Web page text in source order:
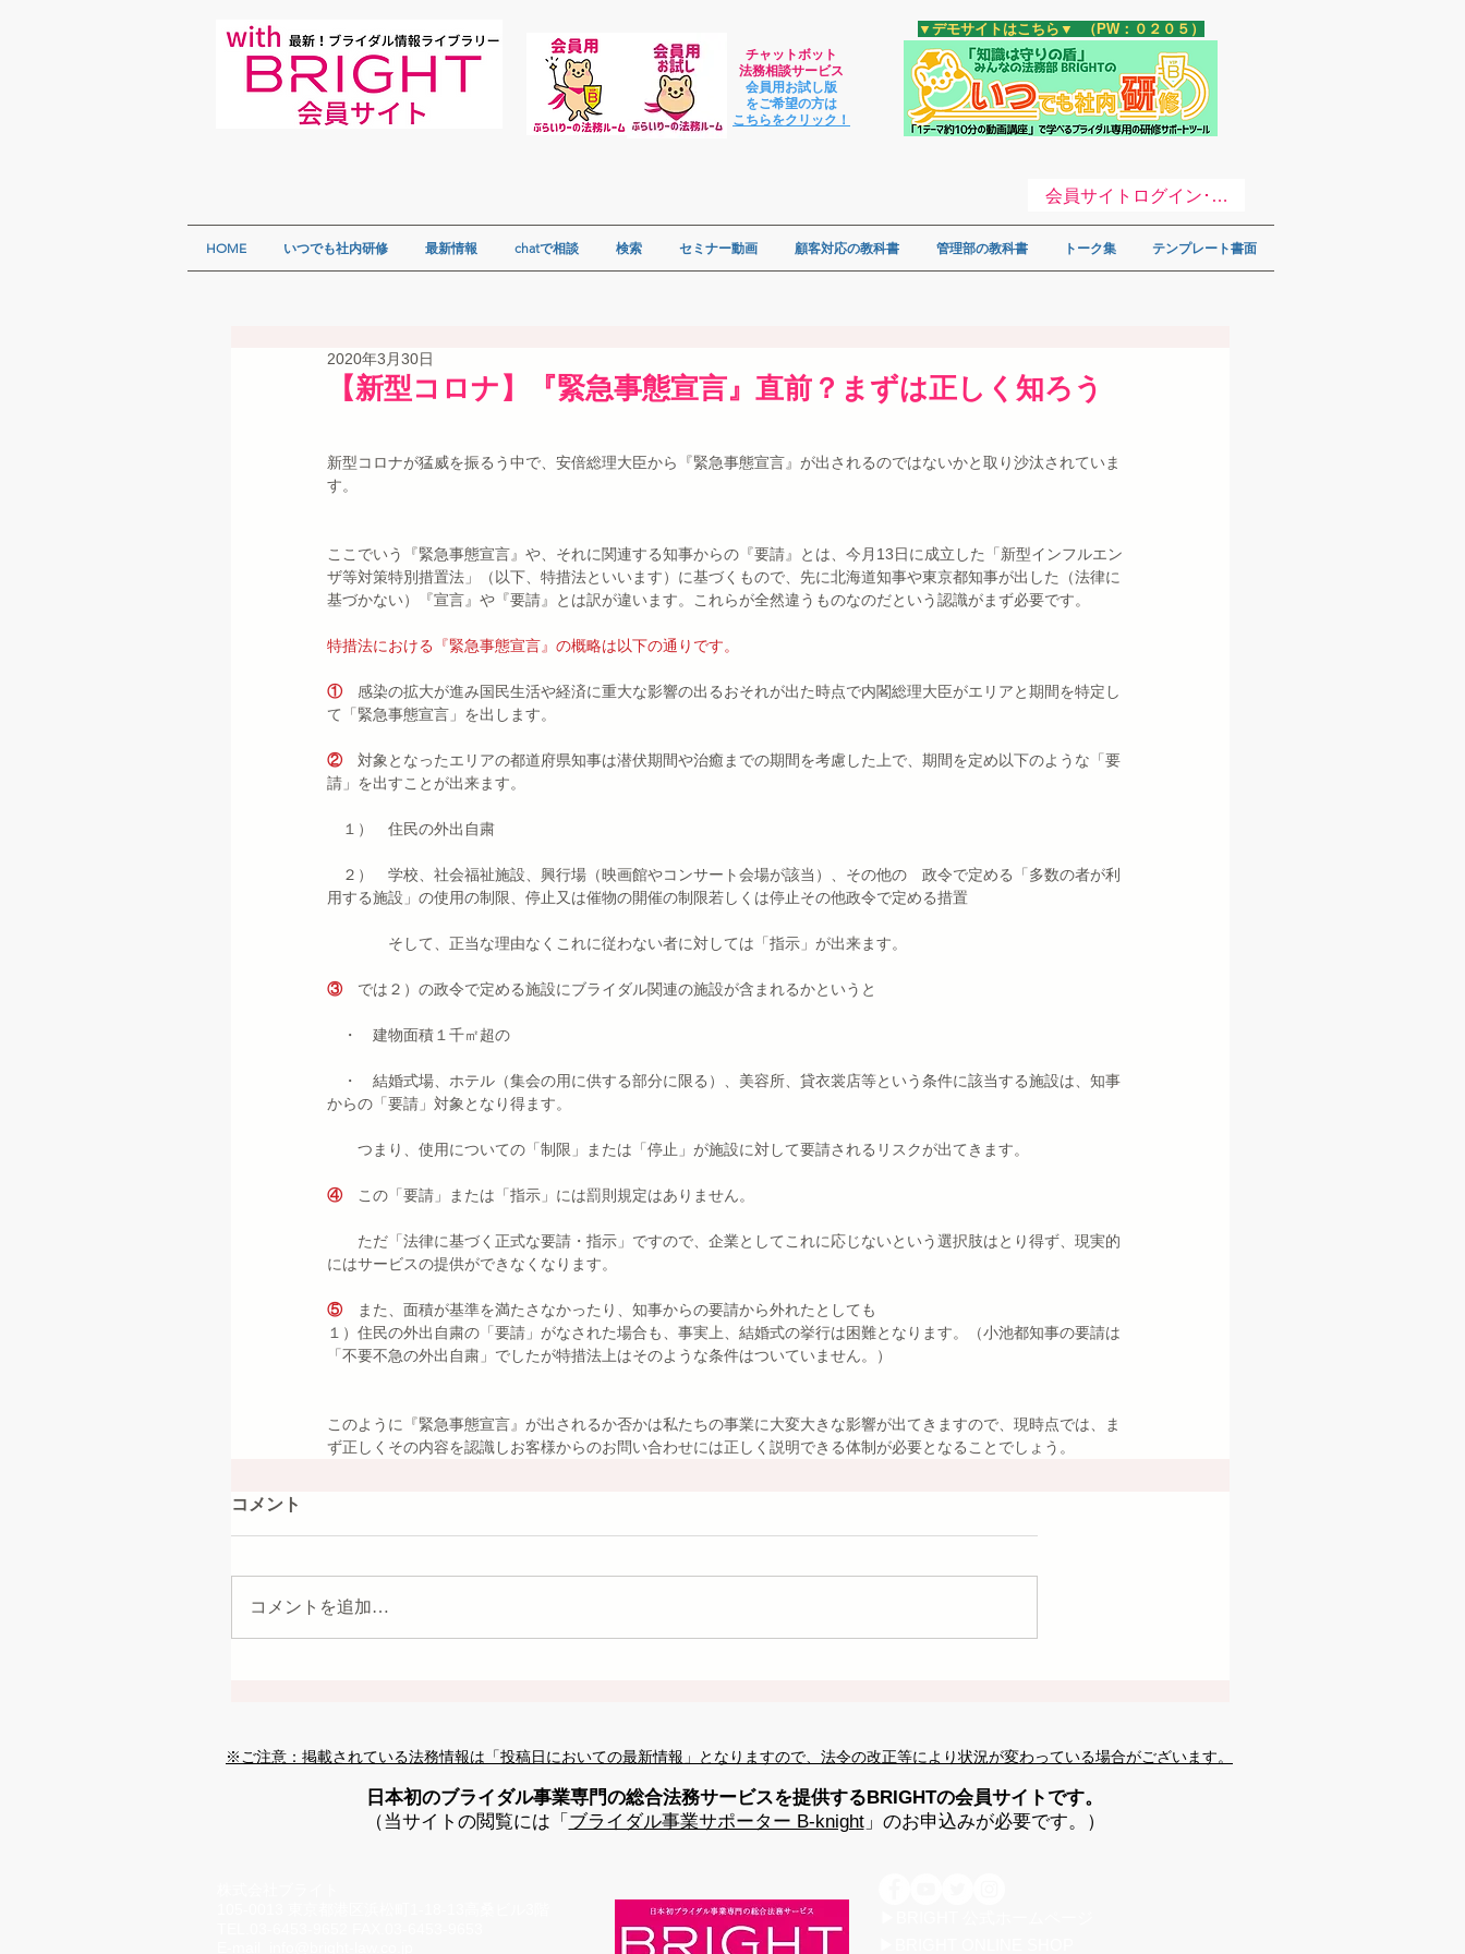
チャットボット
法務相談サービス
会員用お試し版
をご希望の方は
​こちらをクリック！
​▼デモサイトはこちら▼ （PW：０２０５）
HOME いつでも社内研修 最新情報 chatで相談 検索 セミナー動画 顧客対応の教科書 管理部の教科書 トーク集 テンプレート書面
【新型コロナ】『緊急事態宣言』直前？まずは正しく知ろう
2020年3月30日
新型コロナが猛威を振るう中で、安倍総理大臣から『緊急事態宣言』が出されるのではないかと取り沙汰されていま
す。
ここでいう『緊急事態宣言』や、それに関連する知事からの『要請』とは、今月13日に成立した「新型インフルエン
ザ等対策特別措置法」（以下、特措法といいます）に基づくもので、先に北海道知事や東京都知事が出した（法律に
基づかない）『宣言』や『要請』とは訳が違います。これらが全然違うものなのだという認識がまず必要です。
特措法における『緊急事態宣言』の概略は以下の通りです。
① 感染の拡大が進み国民生活や経済に重大な影響の出るおそれが出た時点で内閣総理大臣がエリアと期間を特定し
て「緊急事態宣言」を出します。
② 対象となったエリアの都道府県知事は潜伏期間や治癒までの期間を考慮した上で、期間を定め以下のような「要
請」を出すことが出来ます。
１）　住民の外出自粛
２）　学校、社会福祉施設、興行場（映画館やコンサート会場が該当）、その他の　政令で定める「多数の者が利
用する施設」の使用の制限、停止又は催物の開催の制限若しくは停止その他政令で定める措置
そして、正当な理由なくこれに従わない者に対しては「指示」が出来ます。
③ では２）の政令で定める施設にブライダル関連の施設が含まれるかというと
・　建物面積１千㎡超の
・　結婚式場、ホテル（集会の用に供する部分に限る）、美容所、貸衣裳店等という条件に該当する施設は、知事
からの「要請」対象となり得ます。
つまり、使用についての「制限」または「停止」が施設に対して要請されるリスクが出てきます。
④ この「要請」または「指示」には罰則規定はありません。
ただ「法律に基づく正式な要請・指示」ですので、企業としてこれに応じないという選択肢はとり得ず、現実的
にはサービスの提供ができなくなります。
⑤
また、面積が基準を満たさなかったり、知事からの要請から外れたとしても
１）住民の外出自粛の「要請」がなされた場合も、事実上、結婚式の挙行は困難となります。（小池都知事の要請は
「不要不急の外出自粛」でしたが特措法上はそのような条件はついていません。）
このように『緊急事態宣言』が出されるか否かは私たちの事業に大変大きな影響が出てきますので、現時点では、ま
ず正しくその内容を認識しお客様からのお問い合わせには正しく説明できる体制が必要となることでしょう。
コメント
コメントを追加…
※ご注意：掲載されている法務情報は「投稿日においての最新情報」となりますので、法令の改正等により状況が変わっている場合がございます。
日本初のブライダル事業専門の総合法務サービスを提供するBRIGHTの会員サイトです。
（当サイトの閲覧には「 ブライダル事業サポーター B-knight」のお申込みが必要です。）